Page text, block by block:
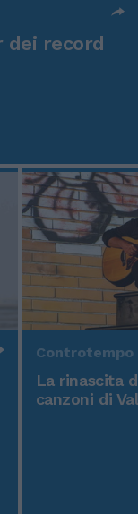
dei record
Controtempo
La rinascita
canzoni di